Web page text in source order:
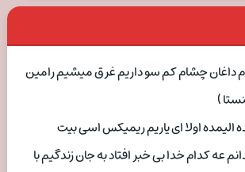
داغان چشام کم سو داریم غرق میشیم رامین
)
الیمده اولا ای یاریم ریمیکس اسی بیت
عه کدام خدا بی خبر افتاد به جان زندگیم با